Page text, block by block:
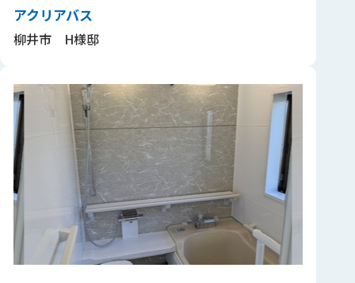
アクリアバス
柳井市 H様邸